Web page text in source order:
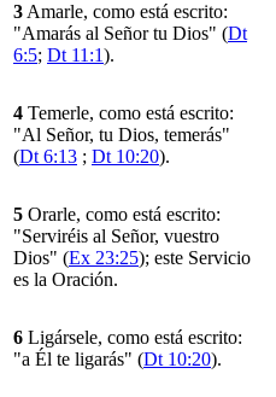
3 Amarle, como está escrito:
"Amarás al Señor tu Dios" (Dt
6:5; Dt 11:1).
4 Temerle, como está escrito:
"Al Señor, tu Dios, temerás"
(Dt 6:13 ; Dt 10:20).
5 Orarle, como está escrito:
"Serviréis al Señor, vuestro
Dios" (Ex 23:25); este Servicio
es la Oración.
6 Ligársele, como está escrito:
"a Él te ligarás" (Dt 10:20).